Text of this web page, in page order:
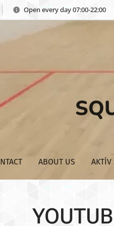
Open every day 07:00-22:00
ABOUT US AKTÍV